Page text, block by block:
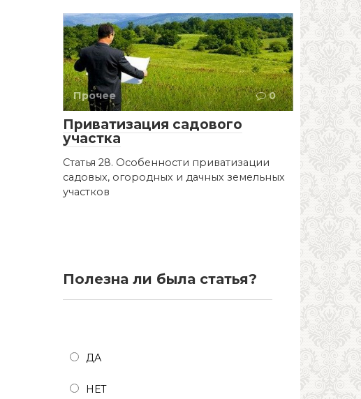
Прочее 0
Приватизация садового
участка
Статья 28. Особенности приватизации
садовых, огородных и дачных земельных
участков
Полезна ли была статья?
ДА
НЕТ